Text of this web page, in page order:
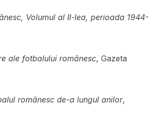
Volumul al II-lea, perioada 1944-
ale fotbalului românesc, Gazeta
românesc de-a lungul anilor,